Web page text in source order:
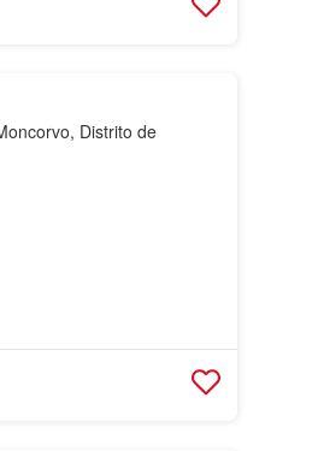
Distrito de